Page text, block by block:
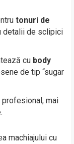
tonuri de
detalii de sclipici
cu body
de tip “sugar
profesional, mai
machiajului cu